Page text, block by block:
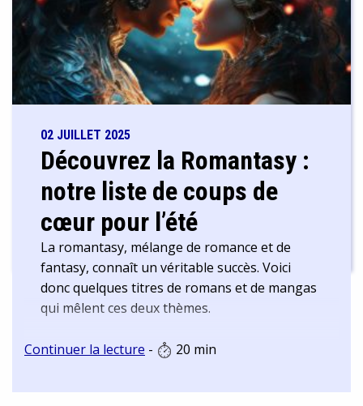
02 JUILLET 2025
Découvrez la Romantasy :
notre liste de coups de
cœur pour l’été
La romantasy, mélange de romance et de
fantasy, connaît un véritable succès. Voici
donc quelques titres de romans et de mangas
qui mêlent ces deux thèmes.
Continuer la lecture - 20 min